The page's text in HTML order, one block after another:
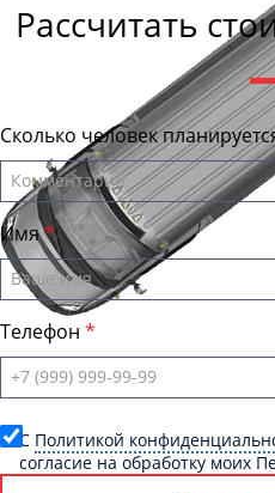
Рассчитать
Сколько человек
Имя
Телефон
C Политикой
согласие на обработку моих